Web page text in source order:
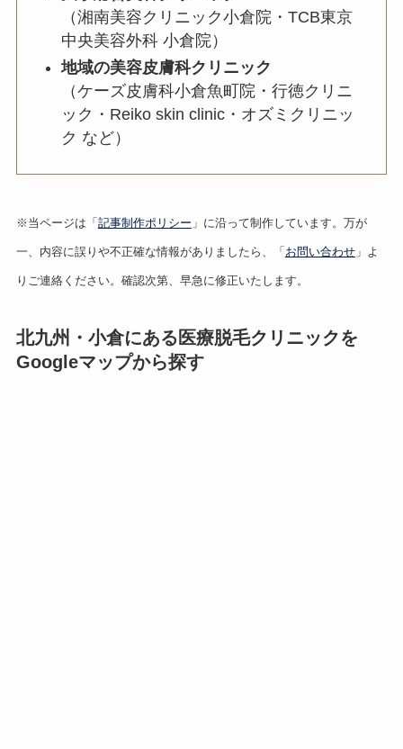
（湘南美容クリニック小倉院・TCB東京
中央美容外科 小倉院）
地域の美容皮膚科クリニック
（ケーズ皮膚科小倉魚町院・行徳クリニ
ック・Reiko skin clinic・オズミクリニッ
ク など）
※当ページは「 記事制作ポリシー 」に沿って制作しています。万が
一、内容に誤りや不正確な情報がありましたら、「 お問い合わせ」よ
りご連絡ください。確認次第、早急に修正いたします。
北九州・小倉にある医療脱毛クリニックを
Googleマップから探す